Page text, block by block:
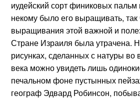
иудейский сорт финиковых пальм
некому было его выращивать, так
выращивания этой важной и
Стране Израиля была утрачена.
рисунках, сделанных с натуры во
века можно увидеть лишь
печальном фоне пустынных
географ Эдвард Робинсон,